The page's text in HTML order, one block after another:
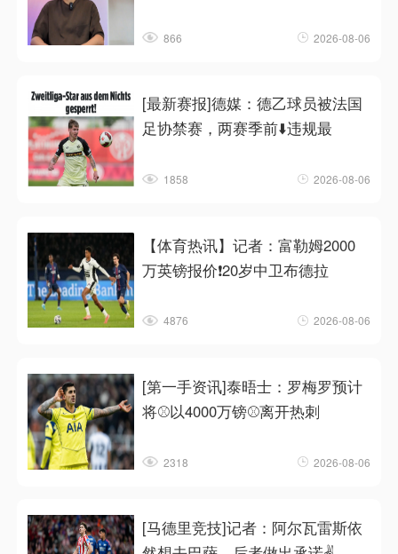
866 2026-08-06
[最新赛报]德媒：德乙球员被法国
足协禁赛，两赛季前⬇️违规最
1858 2026-08-06
【体育热讯】记者：富勒姆2000
万英镑报价❗20岁中卫布德拉
4876 2026-08-06
[第一手资讯]泰晤士：罗梅罗预计
将⚾以4000万镑⚾离开热刺
2318 2026-08-06
[马德里竞技]记者：阿尔瓦雷斯依